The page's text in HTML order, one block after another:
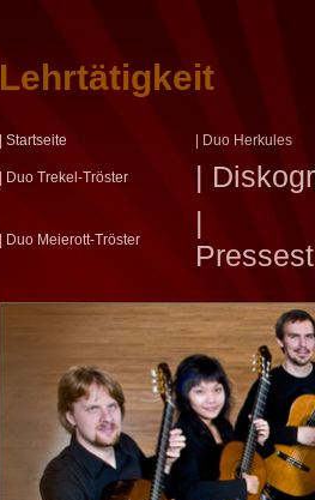
Lehrtätigkeit
| Startseite | Duo Herkules
| Duo Trekel-Tröster |
| Duo Meierott-Tröster